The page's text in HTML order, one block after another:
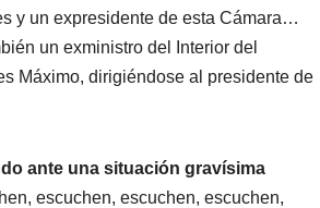
y un expresidente de esta Cámara…
un exministro del Interior del
Máximo, dirigiéndose al presidente de
ante una situación gravísima
escuchen, escuchen, escuchen,